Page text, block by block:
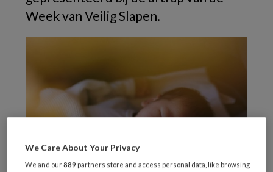
Week van Veilig Slapen.
We Care About Your Privacy
We and our889 partners store and access personal data, like browsing